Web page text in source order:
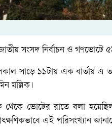
সংসদ নির্বাচন ও
সাড়ে ১১টায় এক বার্তায় এ
মল্লিক।
থেকে ভোটের রাতে বলা
এই পরিসংখ্যান